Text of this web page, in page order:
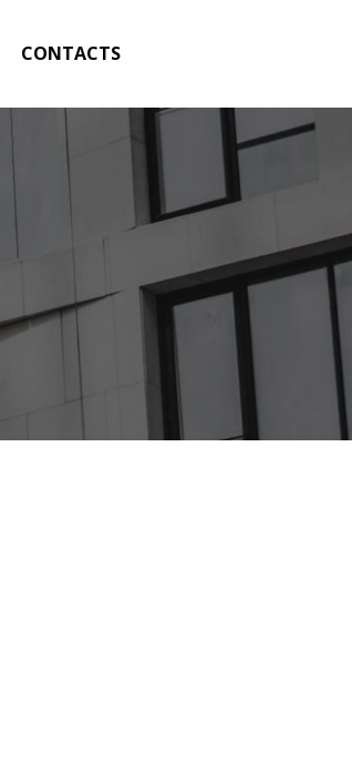
CONTACTS